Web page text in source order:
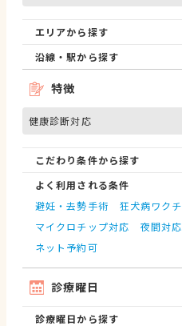
エリアから探す
沿線・駅から探す
特徴
健康診断対応
こだわり条件から探す
よく利用される条件
避妊・去勢手術
狂犬病ワク
マイクロチップ対応
夜間対応
ネット予約可
診療曜日
診療曜日から探す